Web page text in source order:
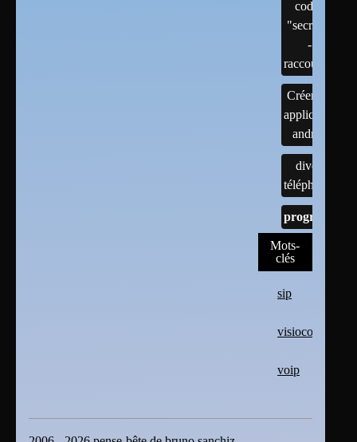
codes
"secrets"
-
raccourcis
Créer une
application
android
divers
téléphones
programmes
Mots-
clés
sip
visioconférence
voip